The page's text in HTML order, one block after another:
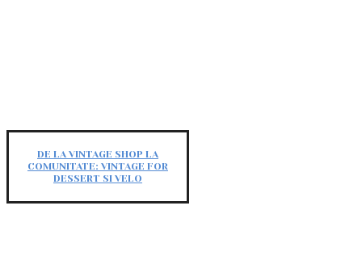
DE LA VINTAGE SHOP LA
COMUNITATE: VINTAGE FOR
DESSERT SI VELO